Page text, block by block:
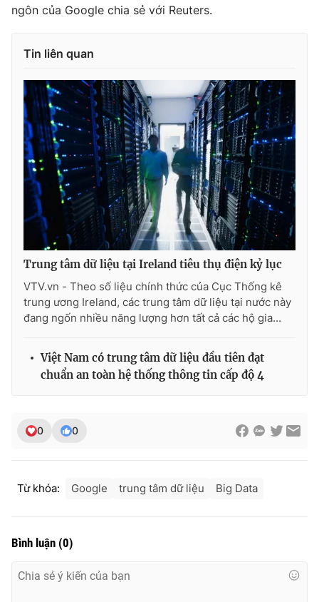
Ðiện thoại Thời báo VTV:024.66 897 897
Liên hệ quảng cáo:
® Cấm sao chép dưới mọi hình thức nếu không có sự chấp
thuận bằng văn bản. Ghi rõ nguồn VTV.vn khi phát hành lại
ngôn của Google chia sẻ với Reuters.
Tin liên quan
Trung tâm dữ liệu tại Ireland tiêu thụ điện kỷ lục
VTV.vn - Theo số liệu chính thức của Cục Thống kê
trung ương Ireland, các trung tâm dữ liệu tại nước này
đang ngốn nhiều năng lượng hơn tất cả các hộ gia...
Việt Nam có trung tâm dữ liệu đầu tiên đạt
chuẩn an toàn hệ thống thông tin cấp độ 4
0 0
Từ khóa: Google trung tâm dữ liệu Big Data
Bình luận (0)